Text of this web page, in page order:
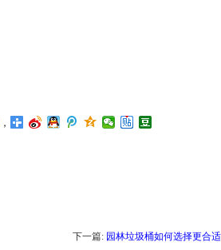
，
下一篇: 园林垃圾桶如何选择更合适